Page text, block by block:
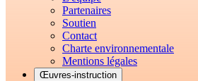
Partenaires
Soutien
Contact
Charte environnementale
Mentions légales
Œuvres-instruction